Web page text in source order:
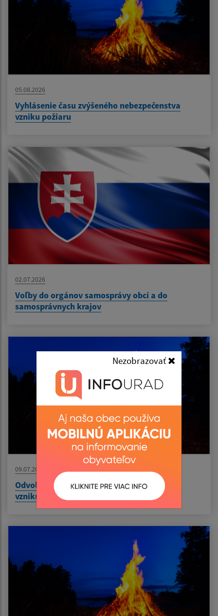
Nezobrazovať
05.08.2026
Vyhlásenie času zvýšeného nebezpečenstva
vzniku požiaru
02.07.2026
Voľby do orgánov samosprávy obcí a do
samosprávnych krajov
09.07.2026
Odvolanie času zvýšeného nebezpečenstva
vzniku požiaru